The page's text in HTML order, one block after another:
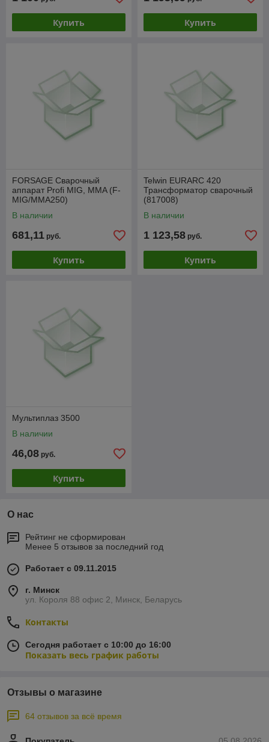
Купить Купить
FORSAGE Сварочный
аппарат Profi MIG, MMA (F-
MIG/MMA250)
В наличии
681,11 руб.
Купить
Telwin EURARC 420
Трансформатор сварочный
(817008)
В наличии
1 123,58 руб.
Купить
Мультиплаз 3500
В наличии
46,08 руб.
Купить
О нас
Рейтинг не сформирован
Менее 5 отзывов за последний год
Работает с 09.11.2015
г. Минск
ул. Короля 88 офис 2, Минск, Беларусь
Контакты
Сегодня работает с 10:00 до 16:00
Показать весь график работы
Отзывы о магазине
64 отзывов за всё время